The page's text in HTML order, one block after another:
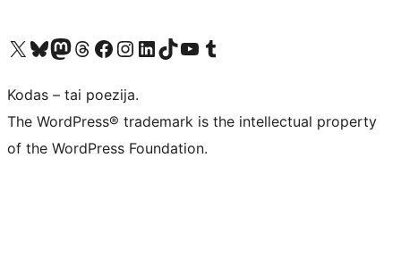
Visit our X (formerly Twitter) account
Apsilankykite mūsų Bluesky paskyroje
Visit our Mastodon account
Apsilankykite mūsų Threads paskyroje
Visit our Facebook page
Visit our Instagram account
Visit our LinkedIn account
Apsilankykite mūsų TikTok paskyroje
Visit our YouTube channel
Apsilankykite mūsų Tumblr paskyroje
Kodas – tai poezija.
The WordPress® trademark is the intellectual property
of the WordPress Foundation.